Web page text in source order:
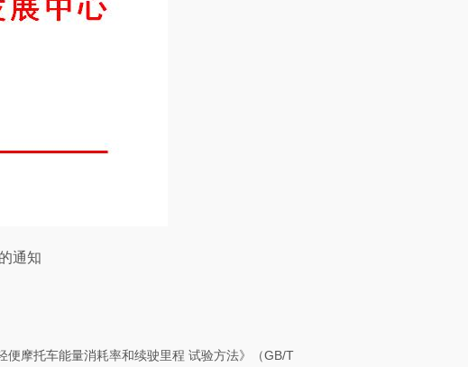
通知
便摩托车能量消耗率和续驶里程 试验方法》（GB/T